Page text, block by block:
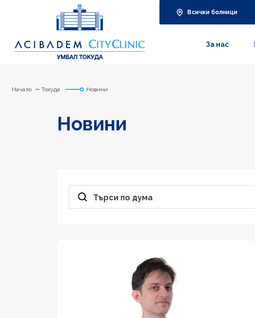
Всички болници
За нас
Начало Токуда Новини
Новини
Търси по дума